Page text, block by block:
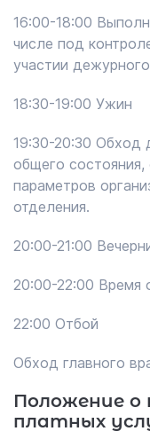
16:00-18:00
числе под
участии
18:30-19:00 Ужин
19:30-20:30 Обход
общего состояния,
параметров
отделения.
20:00-21:00
20:00-22:00 Время
22:00 Отбой
Обход главного
Положение о
платных